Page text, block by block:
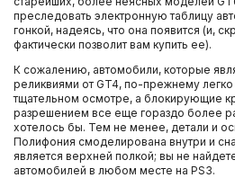
преследовать электронную таблицу
гонкой, надеясь, что она появится (и,
фактически позволит вам купить ее).
К сожалению, автомобили, которые
реликвиями от GT4, по-прежнему
тщательном осмотре, а блокирующие
разрешением все еще гораздо более
хотелось бы. Тем не менее, детали и
Полифония смоделирована внутри и
является верхней полкой; вы не
автомобилей в любом месте на PS3.